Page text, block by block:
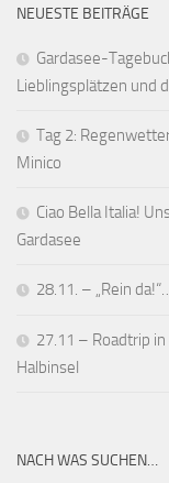
NEUESTE BEITRÄGE
Gardasee-
Lieblingsplätzen und
Tag 2:
Minico
Ciao Bella Italia!
Gardasee
28.11. – „Rein
27.11 – Roadtrip
Halbinsel
NACH WAS SUCHEN…